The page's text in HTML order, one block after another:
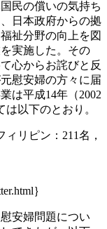
民の償いの気持ち
日本政府からの拠
祉分野の向上を図
実施した。その
心からお詫びと反
慰安婦の方々に届
は平成14年（2002
以下のとおり。
リピン：211名，
｝
安婦問題につい